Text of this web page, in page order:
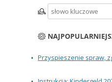
Szukaj
Przyspieszenie spraw,